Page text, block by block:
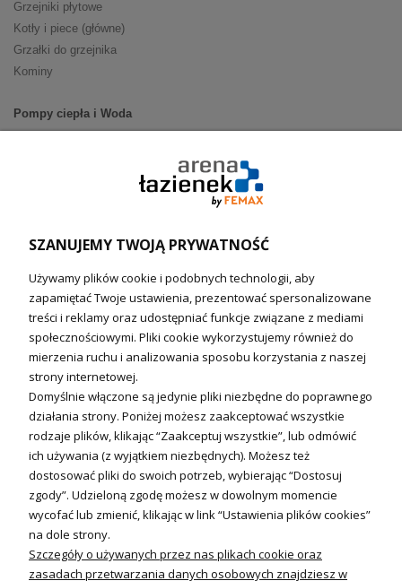
Grzejniki płytowe
Kotły i piece (główne)
Grzałki do grzejnika
Kominy
Pompy ciepła i Woda
Ogrzewanie podłogowe (główne)
Technika solarna
Fotowoltanika
Sterowniki i regulatory
Nagrzewnice i kurtyny
Kuchnia i Wentylacja
Kuchnia
Zlewozmywaki
Baterie kuchenne
Młynki do odpadów
Wentylacja i Informacje
SZANUJEMY TWOJĄ PRYWATNOŚĆ
Używamy plików cookie i podobnych technologii, aby
zapamiętać Twoje ustawienia, prezentować spersonalizowane
treści i reklamy oraz udostępniać funkcje związane z mediami
społecznościowymi. Pliki cookie wykorzystujemy również do
mierzenia ruchu i analizowania sposobu korzystania z naszej
strony internetowej.
Domyślnie włączone są jedynie pliki niezbędne do poprawnego
działania strony. Poniżej możesz zaakceptować wszystkie
rodzaje plików, klikając “Zaakceptuj wszystkie”, lub odmówić
ich używania (z wyjątkiem niezbędnych). Możesz też
dostosować pliki do swoich potrzeb, wybierając “Dostosuj
zgody”. Udzieloną zgodę możesz w dowolnym momencie
wycofać lub zmienić, klikając w link “Ustawienia plików cookies”
na dole strony.
Szczegóły o używanych przez nas plikach cookie oraz
zasadach przetwarzania danych osobowych znajdziesz w